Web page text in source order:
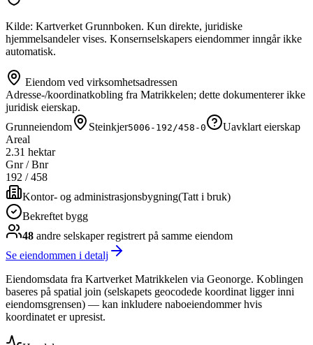
Kilde: Kartverket Grunnboken. Kun direkte, juridiske
hjemmelsandeler vises. Konsernselskapers eiendommer inngår ikke
automatisk.
Eiendom ved virksomhetsadressen
Adresse-/koordinatkobling fra Matrikkelen; dette dokumenterer ikke
juridisk eierskap.
Grunneiendom
Steinkjer5006-192/458-0
Uavklart eierskap
Areal
2.31 hektar
Gnr / Bnr
192 /458
Kontor- og administrasjonsbygning(Tatt i bruk)
Bekreftet bygg
48 andre selskaperregistrert på samme eiendom
Se eiendommen i detalj
Eiendomsdata fra Kartverket Matrikkelen via Geonorge. Koblingen
baseres på spatial join (selskapets geocodede koordinat ligger inni
eiendomsgrensen) — kan inkludere naboeiendommer hvis
koordinatet er upresist.